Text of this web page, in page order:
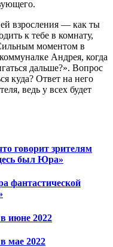
взросления — как ты
к тебе в комнату,
моментом в
Андрея, когда
дальше?». Вопрос
куда? Ответ на него
ведь у всех будет
говорит зрителям
был Юра»
фантастической
июне 2022
мае 2022